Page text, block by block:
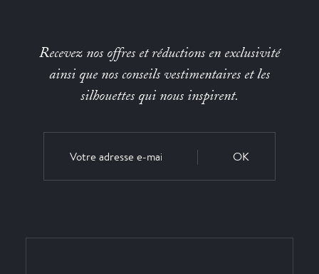
Recevez nos offres et réductions en exclusivité
ainsi que nos conseils vestimentaires et les
silhouettes qui nous inspirent.
OK